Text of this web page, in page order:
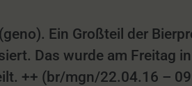
Ein Großteil der
Das wurde am Freitag
++ (br/mgn/22.04.16 –